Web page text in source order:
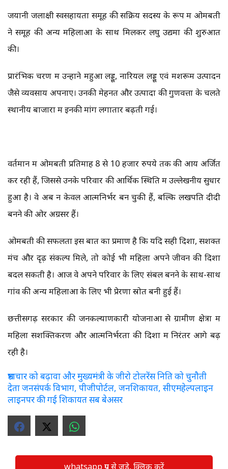
जयानी जलाक्षी स्वसहायता समूह की सक्रिय सदस्य के रूप में ओमबती
ने समूह की अन्य महिलाओं के साथ मिलकर लघु उद्यमों की शुरुआत
की।
प्रारंभिक चरण में उन्होंने महुआ लड्डू, नारियल लड्डू एवं मशरूम उत्पादन
जैसे व्यवसाय अपनाए। उनकी मेहनत और उत्पादों की गुणवत्ता के चलते
स्थानीय बाजारों में इनकी मांग लगातार बढ़ती गई।
वर्तमान में ओमबती प्रतिमाह 8 से 10 हजार रुपये तक की आय अर्जित
कर रही हैं, जिससे उनके परिवार की आर्थिक स्थिति में उल्लेखनीय सुधार
हुआ है। वे अब न केवल आत्मनिर्भर बन चुकी हैं, बल्कि लखपति दीदी
बनने की ओर अग्रसर हैं।
ओमबती की सफलता इस बात का प्रमाण है कि यदि सही दिशा, सशक्त
मंच और दृढ़ संकल्प मिले, तो कोई भी महिला अपने जीवन की दिशा
बदल सकती है। आज वे अपने परिवार के लिए संबल बनने के साथ-साथ
गांव की अन्य महिलाओं के लिए भी प्रेरणा स्रोत बनी हुई हैं।
छत्तीसगढ़ सरकार की जनकल्याणकारी योजनाओं से ग्रामीण क्षेत्रों में
महिला सशक्तिकरण और आत्मनिर्भरता की दिशा में निरंतर आगे बढ़
रही है।
भ्रष्टाचार को बढ़ावा और मुख्यमंत्री के जीरो टोलरेंस निति को चुनौती
देता जनसंपर्क विभाग, पीजीपोर्टल, जनशिकायत, सीएमहेल्पलाइन
लाइनपर की गई शिकायत सब बेअसर
whatsapp ग्रुप से जुड़े, क्लिक करें